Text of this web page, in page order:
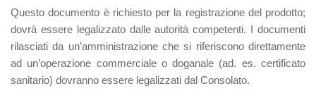
Questo documento è richiesto per la registrazione del prodotto;
dovrà essere legalizzato dalle autorità competenti. I documenti
rilasciati da un’amministrazione che si riferiscono direttamente
ad un’operazione commerciale o doganale (ad. es. certificato
sanitario) dovranno essere legalizzati dal Consolato.